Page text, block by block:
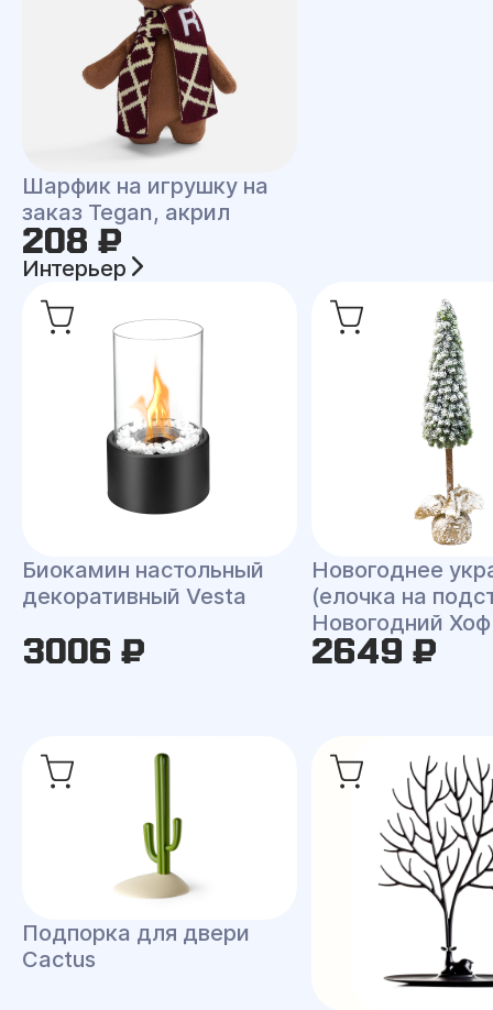
Шарфик на игрушку на
заказ Tegan, акрил
208 ₽
Интерьер
Биокамин настольный
декоративный Vesta
3006 ₽
Новогоднее
(елочка на
Новогодний Хоф
2649 ₽
Подпорка для двери
Cactus